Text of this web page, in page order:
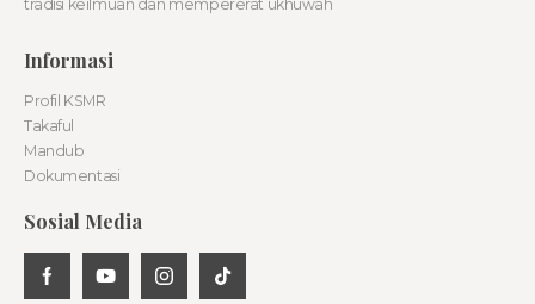
tradisi keilmuan dan mempererat ukhuwah
Informasi
Profil KSMR
Takaful
Mandub
Dokumentasi
Sosial Media